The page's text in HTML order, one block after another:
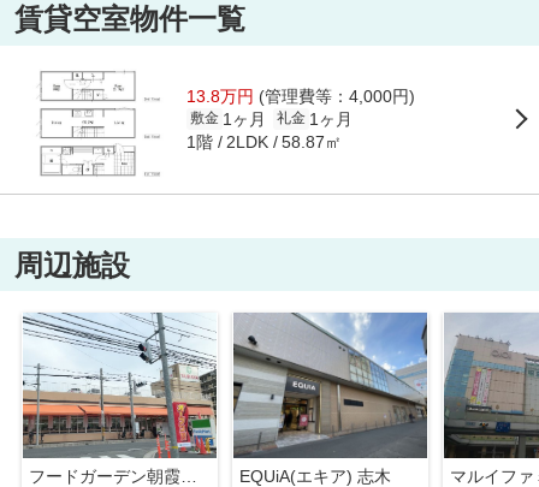
賃貸空室物件一覧
13.8万円 (管理費等：4,000円)
敷金 1ヶ月 礼金 1ヶ月
1階 2LDK 58.87㎡
周辺施設
フードガーデン朝霞三原店
EQUiA(エキア) 志木
マルイフ